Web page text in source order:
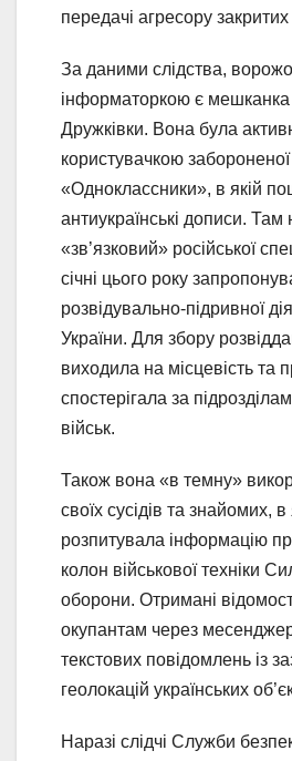
передачі агресору
За даними слідства,
інформаторкою є мешканка
Дружківки. Вона була
користувачкою
«Одноклассники», в якій
антиукраїнські дописи.
«зв’язковий» російської
січні цього року
розвідувально-підривної
України. Для збору
виходила на місцевість та
спостерігала за
військ.
Також вона «в темну»
своїх сусідів та знайомих, в
розпитувала інформацію
колон військової техніки
оборони. Отримані
окупантам через
текстових повідомлень із
геолокацій українських
Наразі слідчі Служби